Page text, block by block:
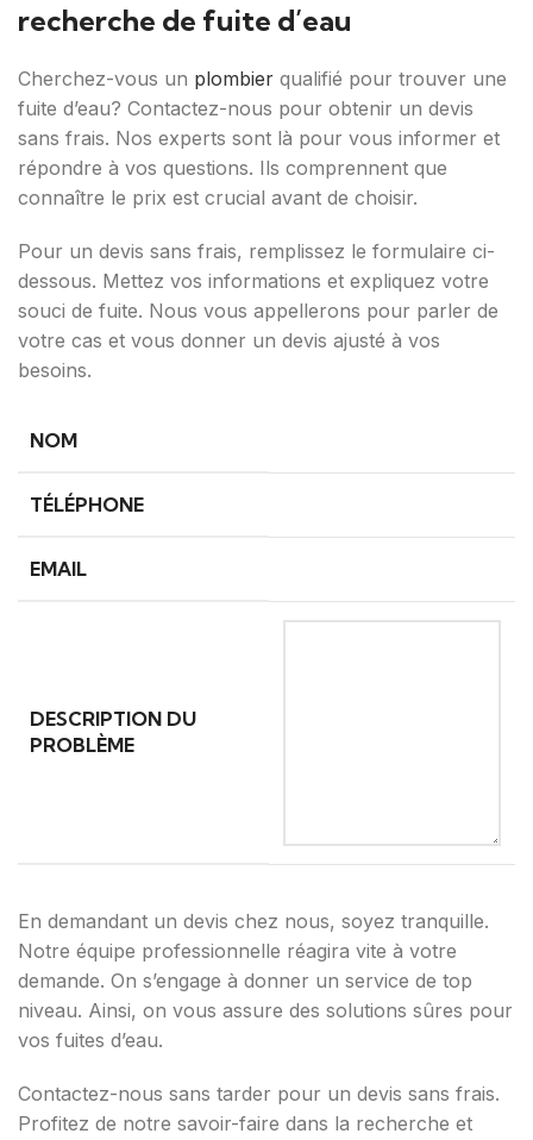
recherche de fuite d’eau
Cherchez-vous un plombier qualifié pour trouver une
fuite d’eau? Contactez-nous pour obtenir un devis
sans frais. Nos experts sont là pour vous informer et
répondre à vos questions. Ils comprennent que
connaître le prix est crucial avant de choisir.
Pour un devis sans frais, remplissez le formulaire ci-
dessous. Mettez vos informations et expliquez votre
souci de fuite. Nous vous appellerons pour parler de
votre cas et vous donner un devis ajusté à vos
besoins.
NOM
TÉLÉPHONE
EMAIL
DESCRIPTION DU
PROBLÈME
En demandant un devis chez nous, soyez tranquille.
Notre équipe professionnelle réagira vite à votre
demande. On s’engage à donner un service de top
niveau. Ainsi, on vous assure des solutions sûres pour
vos fuites d’eau.
Contactez-nous sans tarder pour un devis sans frais.
Profitez de notre savoir-faire dans la recherche et